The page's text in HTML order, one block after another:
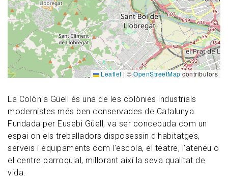
La Colònia Güell és una de les colònies industrials
modernistes més ben conservades de Catalunya.
Fundada per Eusebi Güell, va ser concebuda com un
espai on els treballadors disposessin d'habitatges,
serveis i equipaments com l'escola, el teatre, l'ateneu o
el centre parroquial, millorant així la seva qualitat de
vida.
Leaflet | ©OpenStreetMapcontributors